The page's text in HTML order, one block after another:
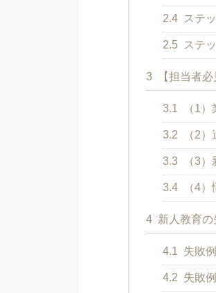
2.4 ステ
2.5 ステ
3 【担当者
3.1 （1
3.2 （2
3.3 （3
3.4 （4
4 新人教育
4.1 失敗
4.2 失敗